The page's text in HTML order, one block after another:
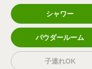
シャワー
パウダールーム
子連れOK